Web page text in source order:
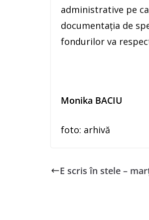
administrative pe
documentația de
fondurilor va
Monika BACIU
foto: arhivă
E scris în stele –